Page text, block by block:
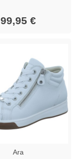
99,95 €
Ara